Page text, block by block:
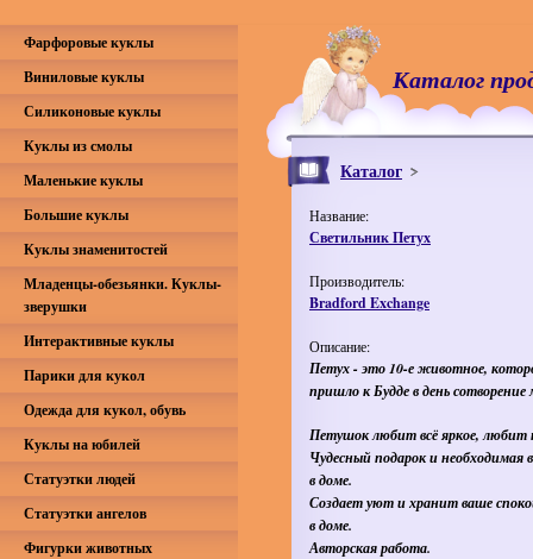
Каталог
Каталог
Название:
Светильник Петух
Производитель:
Bradford Exchange
Описание:
Петух - это 10-е животное,
пришло к Будде в день сотворение
Петушок любит всё яркое, любит
Чудесный подарок и необходимая
в доме.
Создает уют и хранит ваше
в доме.
Авторская работа.
Фарфоровые куклы
Виниловые куклы
Силиконовые куклы
Куклы из смолы
Маленькие куклы
Большие куклы
Куклы знаменитостей
Младенцы-обезьянки. Куклы-
зверушки
Интерактивные куклы
Парики для кукол
Одежда для кукол, обувь
Куклы на юбилей
Статуэтки людей
Статуэтки ангелов
Фигурки животных